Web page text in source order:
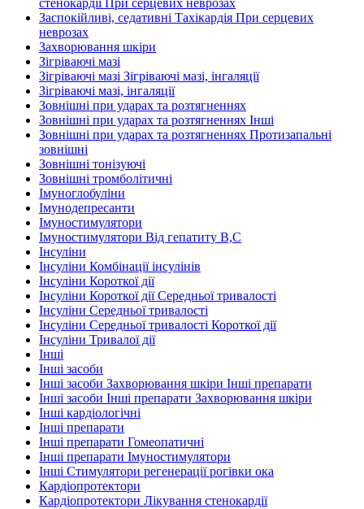
Заспокійливі, седативні Тахікардія При серцевих
неврозах
Захворювання шкіри
Зігріваючі мазі
Зігріваючі мазі Зігріваючі мазі, інгаляції
Зігріваючі мазі, інгаляції
Зовнішні при ударах та розтягненнях
Зовнішні при ударах та розтягненнях Інші
Зовнішні при ударах та розтягненнях Протизапальні
зовнішні
Зовнішні тонізуючі
Зовнішні тромболітичні
Імуноглобуліни
Імунодепресанти
Імуностимулятори
Імуностимулятори Від гепатиту В,С
Інсуліни
Інсуліни Комбінації інсулінів
Інсуліни Короткої дії
Інсуліни Короткої дії Середньої тривалості
Інсуліни Середньої тривалості
Інсуліни Середньої тривалості Короткої дії
Інсуліни Тривалої дії
Інші
Інші засоби
Інші засоби Захворювання шкіри Інші препарати
Інші засоби Інші препарати Захворювання шкіри
Інші кардіологічні
Інші препарати
Інші препарати Гомеопатичні
Інші препарати Імуностимулятори
Інші Стимулятори регенерації рогівки ока
Кардіопротектори
Кардіопротектори Лікування стенокардії